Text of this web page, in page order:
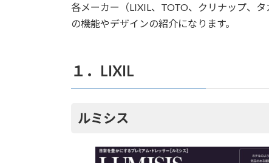
各メーカー（LIXIL、TOTO、クリナップ、
の機能やデザインの紹介になります。
１．LIXIL
ルミシス